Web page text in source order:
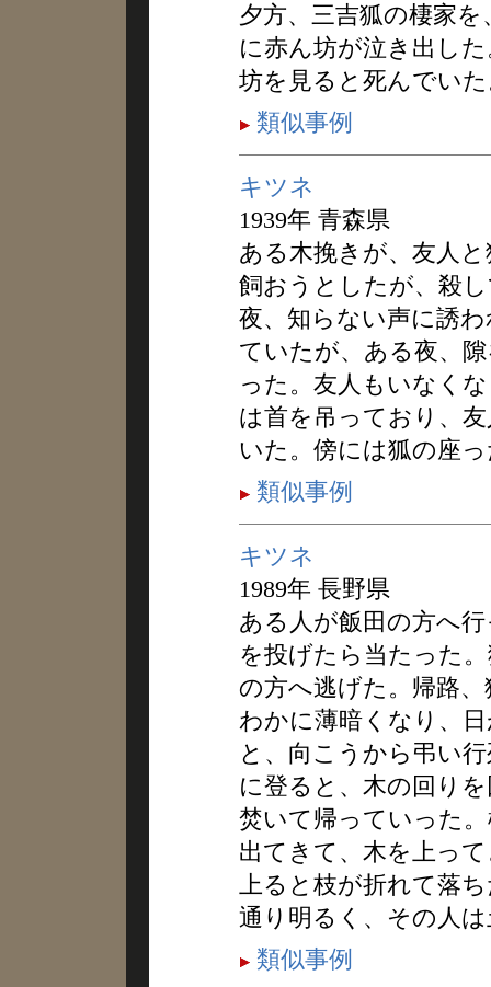
夕方、三吉狐の棲家
に赤ん坊が泣き出し
坊を見ると死んでい
類似事例
キツネ
1939年 青森県
ある木挽きが、友人
飼おうとしたが、殺
夜、知らない声に誘
ていたが、ある夜、
った。友人もいなく
は首を吊っており、
いた。傍には狐の座
類似事例
キツネ
1989年 長野県
ある人が飯田の方へ
を投げたら当たった
の方へ逃げた。帰路
わかに薄暗くなり、
と、向こうから弔い
に登ると、木の回り
焚いて帰っていった
出てきて、木を上っ
上ると枝が折れて落
通り明るく、その人
類似事例